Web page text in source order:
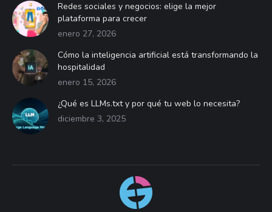
Redes sociales y negocios: elige la mejor
plataforma para crecer
enero 27, 2026
Cómo la inteligencia artificial está transformando la
hospitalidad
enero 15, 2026
¿Qué es LLMs.txt y por qué tu web lo necesita?
diciembre 3, 2025